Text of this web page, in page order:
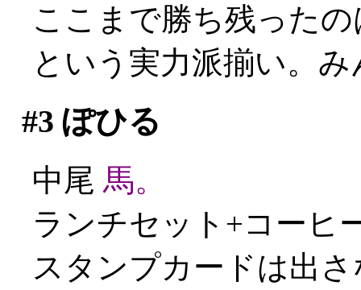
ここまで勝ち残った
という実力派揃い。
#3 ぽひる
中尾 馬。
ランチセット+コーヒ
スタンプカードは出